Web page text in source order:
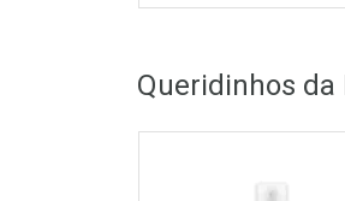
Laboratório
Por Menos
Queridinhos da